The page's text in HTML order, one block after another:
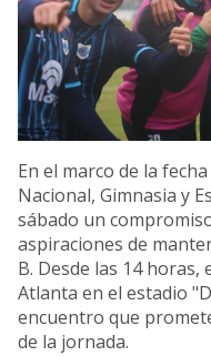
En el marco de la
Nacional, Gimnasia y
sábado un
aspiraciones de
B. Desde las 14
Atlanta en el estadio
encuentro que
de la jornada.